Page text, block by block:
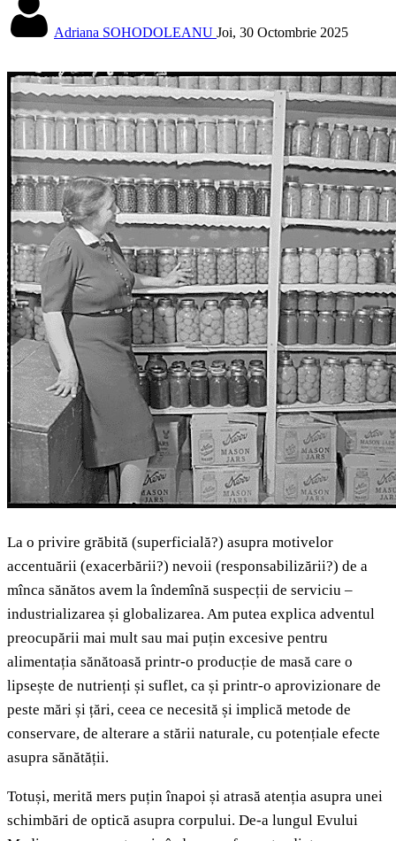
Adriana SOHODOLEANU Joi, 30 Octombrie 2025
La o privire grăbită (superficială?) asupra motivelor
accentuării (exacerbării?) nevoii (responsabilizării?) de a
mînca sănătos avem la îndemînă suspecții de serviciu –
industrializarea și globalizarea. Am putea explica adventul
preocupării mai mult sau mai puțin excesive pentru
alimentația sănătoasă printr-o producție de masă care o
lipsește de nutrienți și suflet, ca și printr-o aprovizionare de
peste mări și țări, ceea ce necesită și implică metode de
conservare, de alterare a stării naturale, cu potențiale efecte
asupra sănătății.
Totuși, merită mers puțin înapoi și atrasă atenția asupra unei
schimbări de optică asupra corpului. De-a lungul Evului